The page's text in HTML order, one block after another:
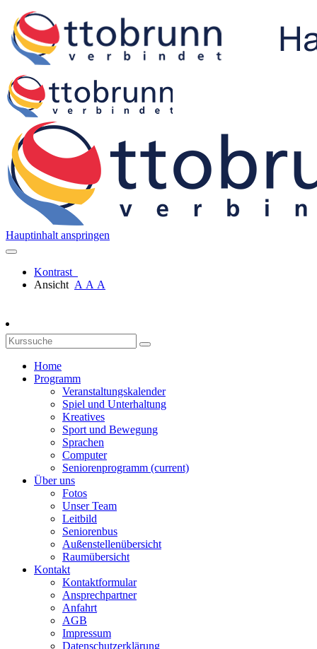
Hauptinhalt anspringen
Kontrast
Ansicht A A A
Home
Programm
Veranstaltungskalender
Spiel und Unterhaltung
Kreatives
Sport und Bewegung
Sprachen
Computer
Seniorenprogramm (current)
Über uns
Fotos
Unser Team
Leitbild
Seniorenbus
Außenstellenübersicht
Raumübersicht
Kontakt
Kontaktformular
Ansprechpartner
Anfahrt
AGB
Impressum
Datenschutzerklärung